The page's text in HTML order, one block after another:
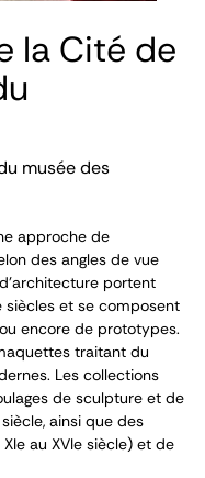
la Cité de
musée des
approche de
des angles de vue
portent
siècles et se composent
encore de prototypes.
traitant du
Les collections
de sculpture et de
siècle, ainsi que des
e au XVIe siècle) et de